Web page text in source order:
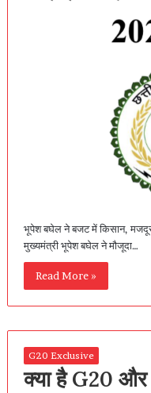
भूपेश बघेल ने बजट में किसान,
मुख्यमंत्री भूपेश बघेल ने मौजूदा…
Read More »
G20 Exclusive
क्या है G20